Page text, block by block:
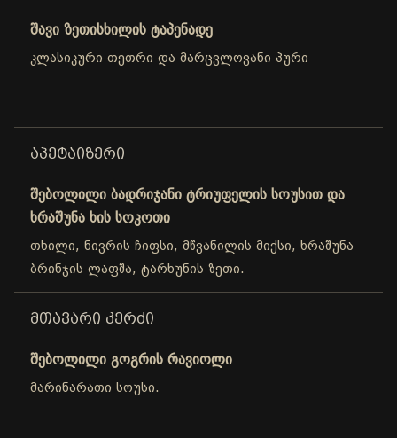
შავი ზეთისხილის ტაპენადე
კლასიკური თეთრი და მარცვლოვანი პური
ᲐᲞᲔᲢᲐᲘᲖᲔᲠᲘ
შებოლილი ბადრიჯანი ტრიუფელის სოუსით და
ხრაშუნა ხის სოკოთი
თხილი, ნივრის ჩიფსი, მწვანილის მიქსი, ხრაშუნა
ბრინჯის ლაფშა, ტარხუნის ზეთი.
ᲛᲗᲐᲕᲐᲠᲘ ᲙᲔᲠᲫᲘ
შებოლილი გოგრის რავიოლი
მარინარათი სოუსი.